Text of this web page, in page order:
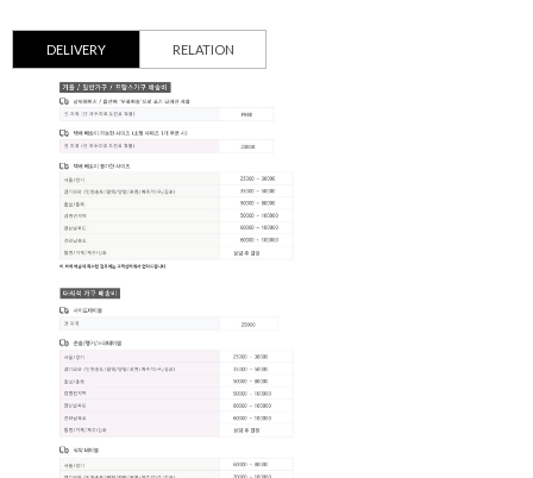
DELIVERY RELATION